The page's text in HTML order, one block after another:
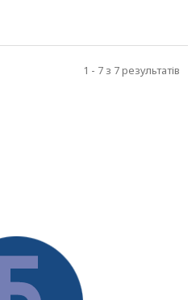
1 - 7 з 7 результатів